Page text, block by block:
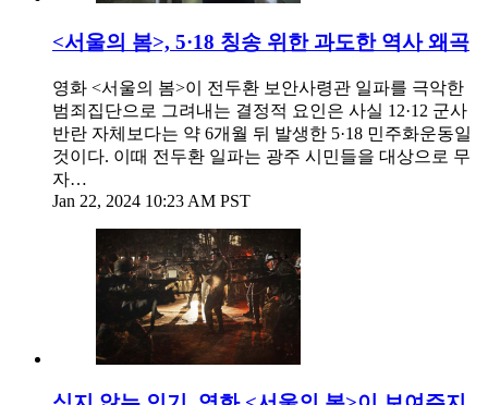
<서울의 봄>, 5·18 칭송 위한 과도한 역사 왜곡
영화 <서울의 봄>이 전두환 보안사령관 일파를 극악한
범죄집단으로 그려내는 결정적 요인은 사실 12·12 군사
반란 자체보다는 약 6개월 뒤 발생한 5·18 민주화운동일
것이다. 이때 전두환 일파는 광주 시민들을 대상으로 무
자…
Jan 22, 2024 10:23 AM PST